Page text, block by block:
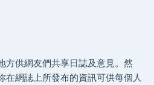
方供網友們共享日誌及意見。然
在網誌上所發布的資訊可供每個人